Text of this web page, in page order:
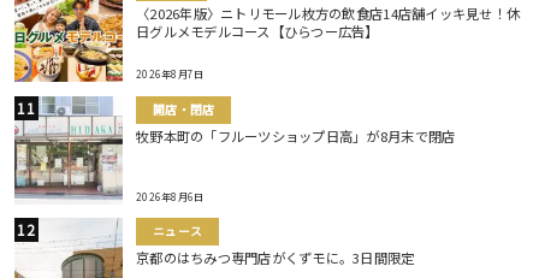
〈2026年版〉ニトリモール枚方の飲食店14店舗イッキ見せ！休
日グルメモデルコース【ひらつー広告】
2026年8月7日
開店・閉店
牧野本町の「フルーツショップ日高」が8月末で閉店
2026年8月6日
ニュース
京都のはちみつ専門店がくずモに。3日間限定